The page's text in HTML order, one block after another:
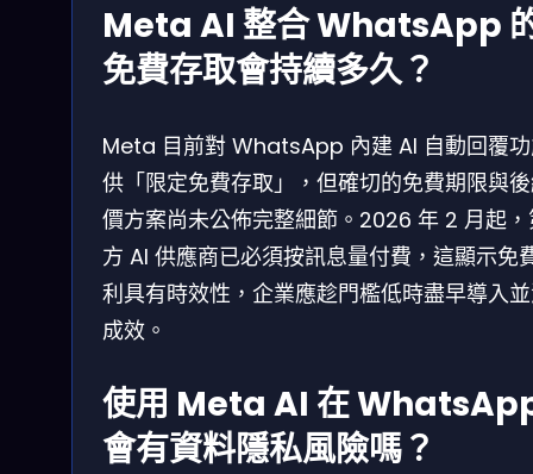
Meta AI 整合 WhatsApp
免費存取會持續多久？
Meta 目前對 WhatsApp 內建 AI 自動回覆
供「限定免費存取」，但確切的免費期限與
價方案尚未公佈完整細節。2026 年 2 月起
方 AI 供應商已必須按訊息量付費，這顯示免
利具有時效性，企業應趁門檻低時盡早導入
成效。
使用 Meta AI 在
會有資料隱私風險嗎？